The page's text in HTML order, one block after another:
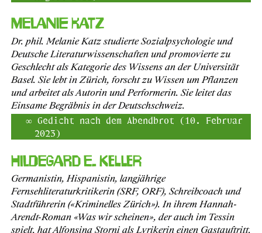
Melanie Katz
Dr. phil. Melanie Katz studierte Sozialpsychologie und
Deutsche Literaturwissenschaften und promovierte zu
Geschlecht als Kategorie des Wissens an der Universität
Basel. Sie lebt in Zürich, forscht zu Wissen um Pflanzen
und arbeitet als Autorin und Performerin. Sie leitet das
Einsame Begräbnis in der Deutschschweiz.
Gedicht nach dem Abendbrot (10. Februar
2023)
Hildegard E. Keller
Germanistin, Hispanistin, langjährige
Fernsehliteraturkritikerin (SRF, ORF), Schreibcoach und
Stadtführerin («Kriminelles Zürich»). In ihrem Hannah-
Arendt-Roman «Was wir scheinen», der auch im Tessin
spielt, hat Alfonsina Storni als Lyrikerin einen Gastauftritt.